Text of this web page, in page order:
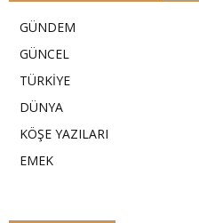
GÜNDEM
GÜNCEL
TÜRKİYE
DÜNYA
KÖŞE YAZILARI
EMEK